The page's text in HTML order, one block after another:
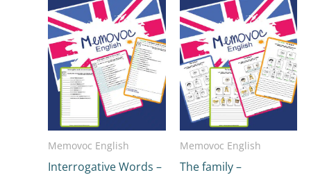
Memovoc English
Interrogative Words –
Memovoc English
The family –